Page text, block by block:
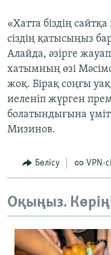
«Хатта біздің
сіздің қатысыңыз
Алайда, әзірге
хатымның өзі
жоқ. Бірақ соңғы
иеленіп жүрген
болатындығына
Мизинов.
Бөлісу VPN-
Оқыңыз.